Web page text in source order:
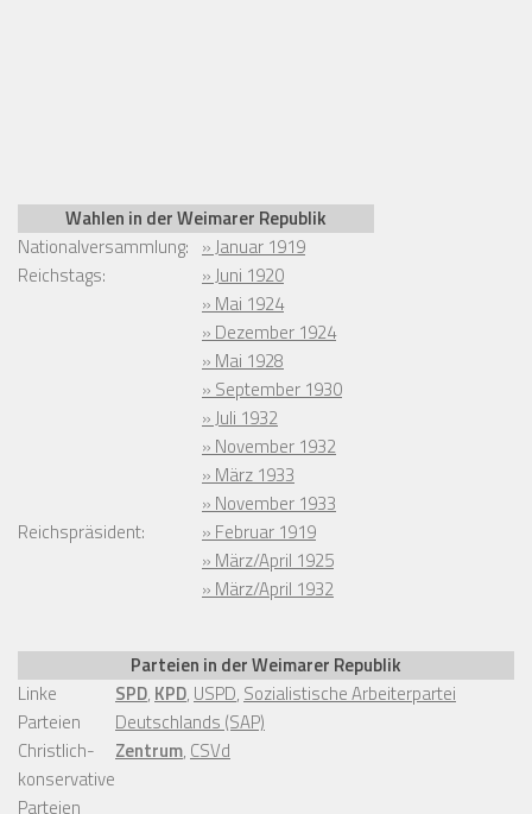
Wahlen in der Weimarer Republik
Nationalversammlung: » Januar 1919
Reichstags:
» Juni 1920
» Mai 1924
» Dezember 1924
» Mai 1928
» September 1930
» Juli 1932
» November 1932
» März 1933
» November 1933
Reichspräsident:
» Februar 1919
» März/April 1925
» März/April 1932
Parteien in der Weimarer Republik
Linke
Parteien
SPD, KPD, USPD, Sozialistische Arbeiterpartei
Deutschlands (SAP)
Christlich-
konservative
Parteien
Zentrum, CSVd